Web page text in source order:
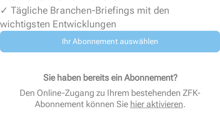
✓ Tägliche Branchen-Briefings mit den
wichtigsten Entwicklungen
Ihr Abonnement auswählen
Sie haben bereits ein Abonnement?
Den Online-Zugang zu Ihrem bestehenden ZFK-
Abonnement können Sie hier aktivieren.